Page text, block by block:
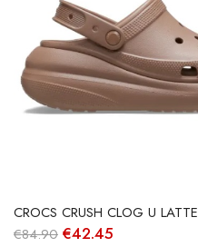
CROCS CRUSH CLOG U LATTE
€84.90 O
€42.45